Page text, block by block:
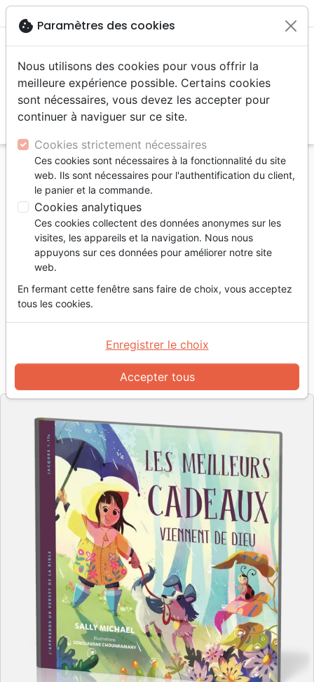
menu
Accueil
Jeunesse
Meilleurs cadeaux viennent de Dieu (Les) -
[Collection J'apprends un verset de la Bible -
Jacques 1.17a]
Les meilleurs cadeaux viennent de
Dieu
[Collection J'apprends un verset de la
Bible - Jacques 1.17a]
Auteur :Sally Michael| Illustrateur :
Sengsavane Chounramany
RéférenceEXL0538 EAN9782755005387
cookie Paramètres des cookies
Nous utilisons des cookies pour vous offrir la
meilleure expérience possible. Certains cookies
sont nécessaires, vous devez les accepter pour
continuer à naviguer sur ce site.
Cookies strictement nécessaires
Ces cookies sont nécessaires à la fonctionnalité du site
web. Ils sont nécessaires pour l'authentification du client,
le panier et la commande.
Cookies analytiques
Ces cookies collectent des données anonymes sur les
visites, les appareils et la navigation. Nous nous
appuyons sur ces données pour améliorer notre site
web.
En fermant cette fenêtre sans faire de choix, vous acceptez
tous les cookies.
Accepter tous
Enregistrer le choix